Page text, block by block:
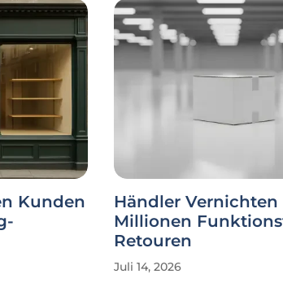
Kunden
Händler Vernichten
Millionen
Retouren
Juli 14, 2026